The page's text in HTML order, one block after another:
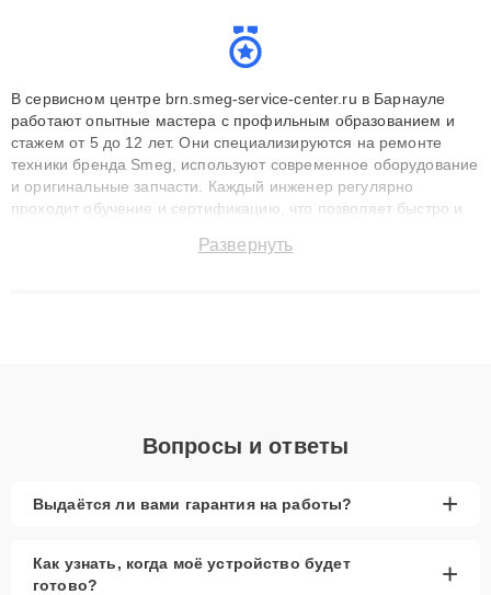
В сервисном центре brn.smeg-service-center.ru в Барнауле
работают опытные мастера с профильным образованием и
стажем от 5 до 12 лет. Они специализируются на ремонте
техники бренда Smeg, используют современное оборудование
и оригинальные запчасти. Каждый инженер регулярно
проходит обучение и сертификацию, что позволяет быстро и
сохранением гарантии до 3 лет. Наши мастера решают
Развернуть
Вопросы и ответы
Выдаётся ли вами гарантия на работы? +
Как узнать, когда моё устройство будет
готово?
+